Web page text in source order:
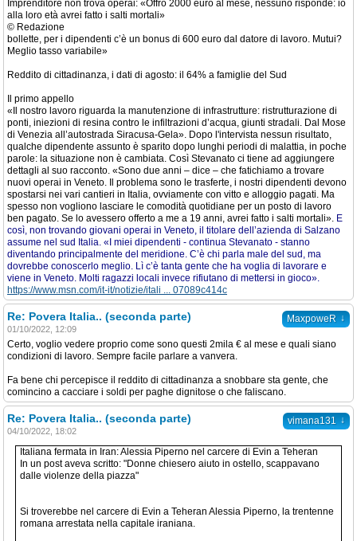
Imprenditore non trova operai: «Offro 2000 euro al mese, nessuno risponde: io
alla loro età avrei fatto i salti mortali»
© Redazione
bollette, per i dipendenti c’è un bonus di 600 euro dal datore di lavoro. Mutui?
Meglio tasso variabile»
Reddito di cittadinanza, i dati di agosto: il 64% a famiglie del Sud
Il primo appello
«Il nostro lavoro riguarda la manutenzione di infrastrutture: ristrutturazione di
ponti, iniezioni di resina contro le infiltrazioni d’acqua, giunti stradali. Dal Mose
di Venezia all’autostrada Siracusa-Gela». Dopo l'intervista nessun risultato,
qualche dipendente assunto è sparito dopo lunghi periodi di malattia, in poche
parole: la situazione non è cambiata. Così Stevanato ci tiene ad aggiungere
dettagli al suo racconto. «Sono due anni – dice – che fatichiamo a trovare
nuovi operai in Veneto. Il problema sono le trasferte, i nostri dipendenti devono
spostarsi nei vari cantieri in Italia, ovviamente con vitto e alloggio pagati. Ma
spesso non vogliono lasciare le comodità quotidiane per un posto di lavoro
ben pagato. Se lo avessero offerto a me a 19 anni, avrei fatto i salti mortali». E
così, non trovando giovani operai in Veneto, il titolare dell’azienda di Salzano
assume nel sud Italia. «I miei dipendenti - continua Stevanato - stanno
diventando principalmente del meridione. C’è chi parla male del sud, ma
dovrebbe conoscerlo meglio. Lì c’è tanta gente che ha voglia di lavorare e
viene in Veneto. Molti ragazzi locali invece rifiutano di mettersi in gioco».
https://www.msn.com/it-it/notizie/itali ... 07089c414c
MaxpoweR ↓
Re: Povera Italia.. (seconda parte)
01/10/2022, 12:09
Certo, voglio vedere proprio come sono questi 2mila € al mese e quali siano
condizioni di lavoro. Sempre facile parlare a vanvera.
Fa bene chi percepisce il reddito di cittadinanza a snobbare sta gente, che
comincino a cacciare i soldi per paghe dignitose o che faliscano.
vimana131 ↓
Re: Povera Italia.. (seconda parte)
04/10/2022, 18:02
Italiana fermata in Iran: Alessia Piperno nel carcere di Evin a Teheran
In un post aveva scritto: "Donne chiesero aiuto in ostello, scappavano
dalle violenze della piazza"
Si troverebbe nel carcere di Evin a Teheran Alessia Piperno, la trentenne
romana arrestata nella capitale iraniana.